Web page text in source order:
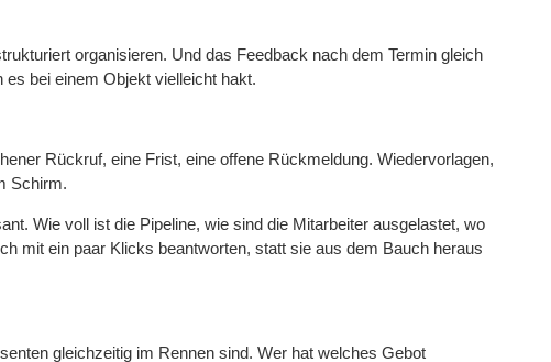
organisieren. Und das Feedback nach dem Termin gleich
bei einem Objekt vielleicht hakt.
Rückruf, eine Frist, eine offene Rückmeldung. Wiedervorlagen,
Schirm.
Wie voll ist die Pipeline, wie sind die Mitarbeiter ausgelastet, wo
mit ein paar Klicks beantworten, statt sie aus dem Bauch heraus
gleichzeitig im Rennen sind. Wer hat welches Gebot